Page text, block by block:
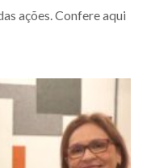
ações. Confere aqui